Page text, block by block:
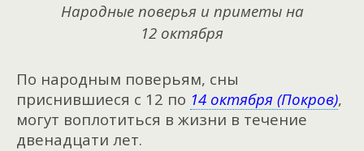
Народные поверья и приметы на
12 октября
По народным поверьям, сны
приснившиеся с 12 по 14 октября (Покров),
могут воплотиться в жизни в течение
двенадцати лет.